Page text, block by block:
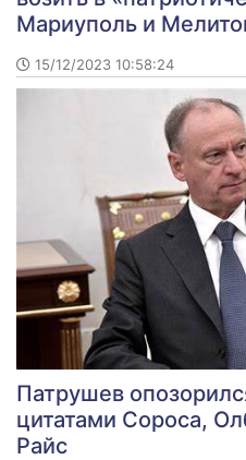
Мариуполь и
15/12/2023 10:58:24
Патрушев
цитатами Сороса,
Райс